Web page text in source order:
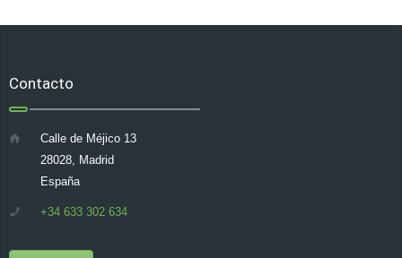
Contacto
Calle de Méjico 13
28028, Madrid
España
+34 633 302 634